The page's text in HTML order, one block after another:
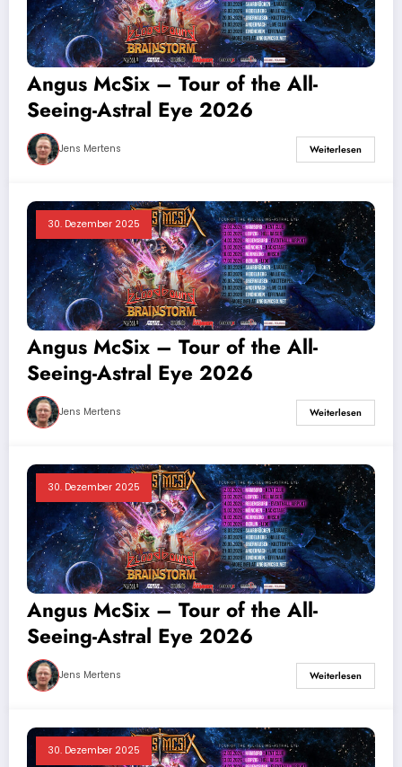
Angus McSix – Tour of the All-
Seeing-Astral Eye 2026
Jens Mertens Weiterlesen
30. Dezember 2025
Angus McSix – Tour of the All-
Seeing-Astral Eye 2026
Jens Mertens Weiterlesen
30. Dezember 2025
Angus McSix – Tour of the All-
Seeing-Astral Eye 2026
Jens Mertens Weiterlesen
30. Dezember 2025